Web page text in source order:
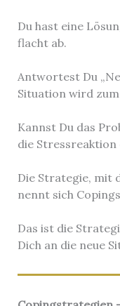
Du hast eine
flacht ab.
Antwortest Du
Situation wird
Kannst Du das
die Stressreaktion
Die Strategie, mit
nennt sich
Das ist die
Dich an die neue